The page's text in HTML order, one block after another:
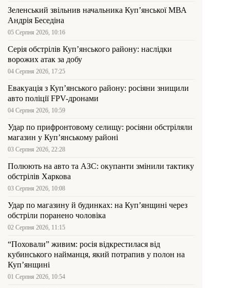
Зеленський звільнив начальника Купʼянської МВА
Андрія Беседіна
05 Серпня 2026, 10:16
Серія обстрілів Куп’янського району: наслідки
ворожих атак за добу
04 Серпня 2026, 17:25
Евакуація з Куп’янського району: росіяни знищили
авто поліції FPV-дронами
04 Серпня 2026, 10:59
Удар по прифронтовому селищу: росіяни обстріляли
магазин у Куп’янському районі
03 Серпня 2026, 22:28
Полюють на авто та АЗС: окупанти змінили тактику
обстрілів Харкова
03 Серпня 2026, 10:08
Удар по магазину й будинках: на Куп’янщині через
обстріли поранено чоловіка
02 Серпня 2026, 11:15
“Поховали” живим: росія відкрестилася від
кубинського найманця, який потрапив у полон на
Куп’янщині
01 Серпня 2026, 10:54